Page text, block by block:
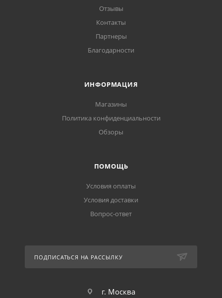
Отзывы
Контакты
Партнеры
Благодарности
ИНФОРМАЦИЯ
Магазины
Политика конфиденциальности
Обзоры
ПОМОЩЬ
Условия оплаты
Условия доставки
Вопрос-ответ
ПОДПИСАТЬСЯ НА РАССЫЛКУ
г. Москва